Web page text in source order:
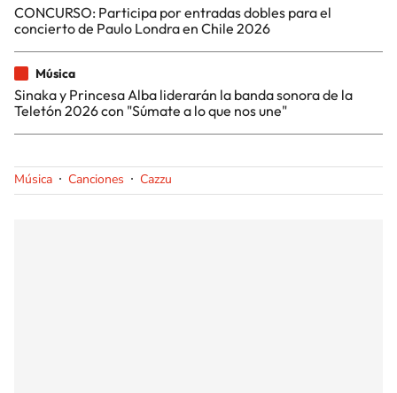
CONCURSO: Participa por entradas dobles para el
concierto de Paulo Londra en Chile 2026
Música
Sinaka y Princesa Alba liderarán la banda sonora de la
Teletón 2026 con "Súmate a lo que nos une"
Música Canciones Cazzu